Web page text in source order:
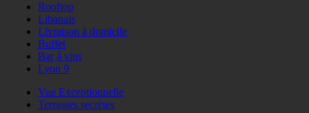
Rooftop
Libanais
Livraison à domicile
Buffet
Bar à vins
Lyon 9
Vue Exceptionnelle
Terrasses secrètes